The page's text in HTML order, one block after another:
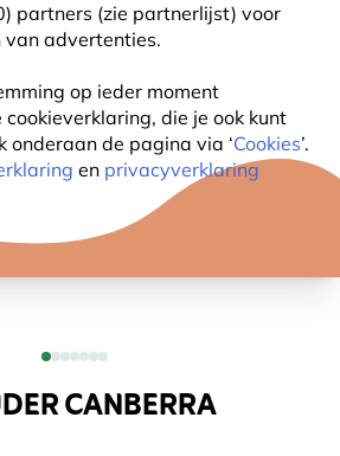
partners (zie partnerlijst) voor
van advertenties.
op ieder moment
die je ook kunt
onderaan de pagina via ‘Cookies’.
en privacyverklaring
CANBERRA